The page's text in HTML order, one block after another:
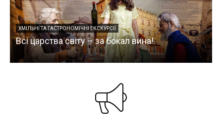
ХМІЛЬНІ ТА ГАСТРОНОМІЧНІ ЕКСКУРСІЇ
Всі царства світу – за бокал вина!